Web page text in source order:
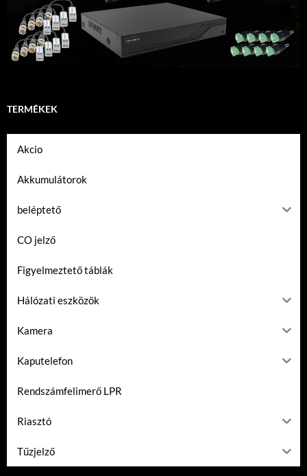
TERMÉKEK
Akcio
Akkumulátorok
beléptető
CO jelző
Figyelmeztető táblák
Hálózati eszközök
Kamera
Kaputelefon
Rendszámfelimerő LPR
Riasztó
Tűzjelző